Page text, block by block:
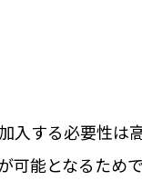
入する必要性
能となるためで